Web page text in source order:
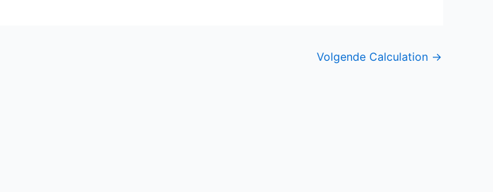
Volgende Calculation →